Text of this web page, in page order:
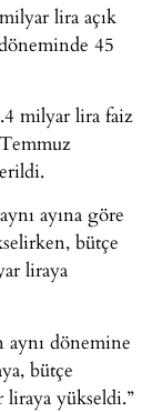
lira açık
45
milyar lira faiz
ayına göre
bütçe
liraya
dönemine
bütçe
liraya yükseldi.”